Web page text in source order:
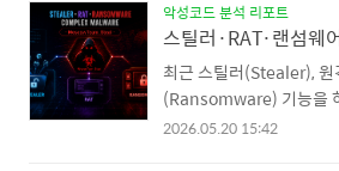
이라는 제목의 피싱메일
에는 "무단 전시 파..
한 단계 진화한 형태로 분
자가 직접 패키지를 실행
발도구가 신뢰하고 읽어
일, AI 에이전트가 호출하
내에 따라 실행하는 후속
악성코드 분석 리포트
최근 스틸러(Stealer), 원
(Ransomware) 기능을
한 복합형 악성코드가 발
2026.05.20 15:42